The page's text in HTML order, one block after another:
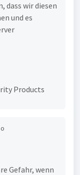
dass wir diesen
und es
Products
Gefahr, wenn